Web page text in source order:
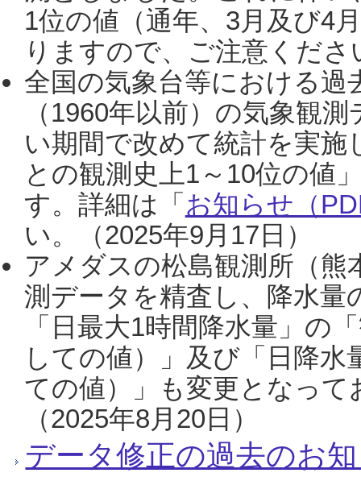
1位の値（通年、3月及び4
りますので、ご注意くだ
全国の気象台等における過
（1960年以前）の気象観
い期間で改めて統計を実
との観測史上1～10位の値
す。詳細は「 お知らせ（
い。（2025年9月17日）
アメダスの松島観測所（熊
測データを精査し、降水
「日最大1時間降水量」の
しての値）」及び「日降
ての値）」も変更となっ
（2025年8月20日）
データ修正の過去のお